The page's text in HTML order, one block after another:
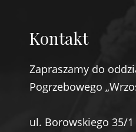
Kontakt
Zapraszamy do
Pogrzebowego
ul. Borowskiego 35/1